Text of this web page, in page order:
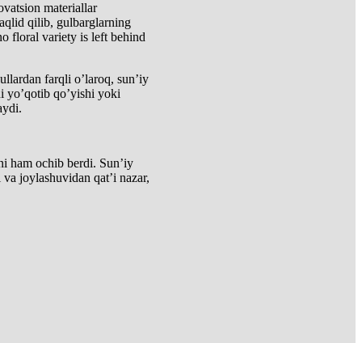
materiallar
qilib, gulbarglarning
floral variety is left behind
farqli o’laroq, sun’iy
yo’qotib qo’yishi yoki
ham ochib berdi. Sun’iy
joylashuvidan qat’i nazar,